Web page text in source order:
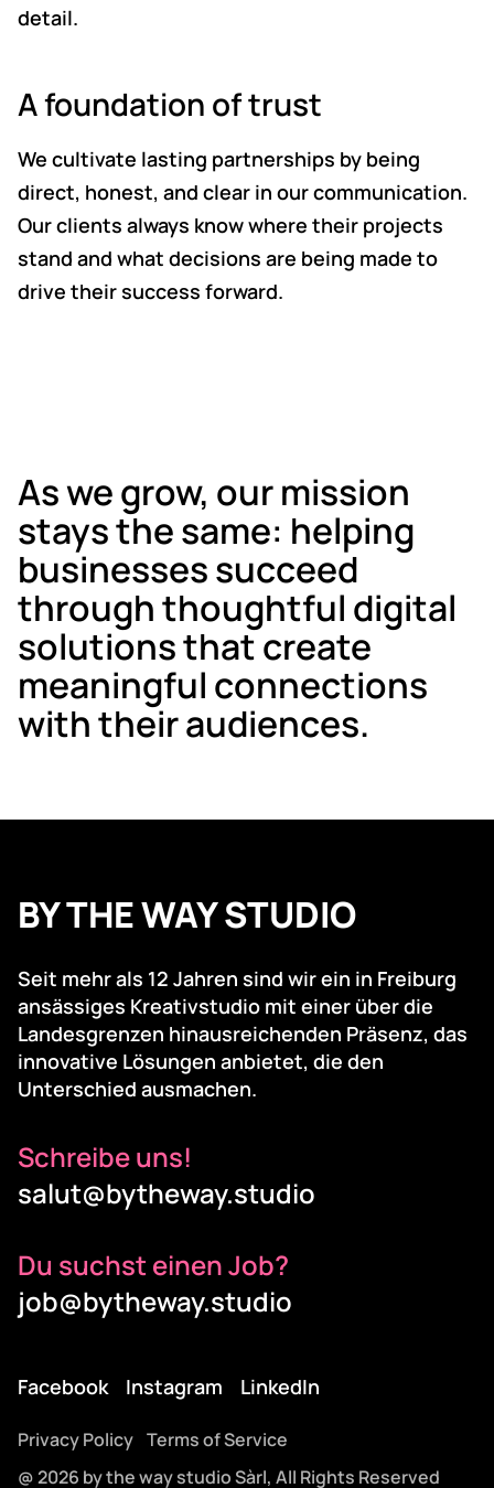
detail.
A foundation of trust
We cultivate lasting partnerships by being
direct, honest, and clear in our communication.
Our clients always know where their projects
stand and what decisions are being made to
drive their success forward.
As we grow, our mission
stays the same: helping
businesses succeed
through thoughtful digital
solutions that create
meaningful connections
with their audiences.
BY THE WAY STUDIO
Seit mehr als 12 Jahren sind wir ein in Freiburg
ansässiges Kreativstudio mit einer über die
Landesgrenzen hinausreichenden Präsenz, das
innovative Lösungen anbietet, die den
Unterschied ausmachen.
Schreibe uns!
salut@bytheway.studio
Du suchst einen Job?
job@bytheway.studio
Facebook Instagram LinkedIn
@ 2026 by the way studio Sàrl, All Rights Reserved
Privacy Policy Terms of Service